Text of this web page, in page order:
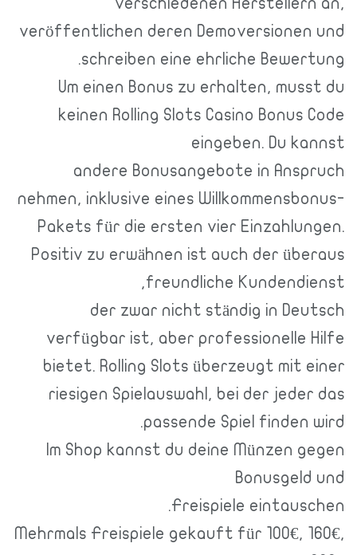
veröffentlichen deren
schreiben eine ehrliche
Um einen Bonus zu erhalten,
keinen Rolling Slots Casino
eingeben. Du
andere Bonusangebote in
nehmen, inklusive eines
Pakets für die ersten vier
Positiv zu erwähnen ist auch der
freundliche
der zwar nicht ständig in
verfügbar ist, aber
bietet. Rolling Slots überzeugt
riesigen Spielauswahl, bei der
passende Spiel
Im Shop kannst du deine Münzen
Freispiele
Mehrmals Freispiele gekauft für 100€,